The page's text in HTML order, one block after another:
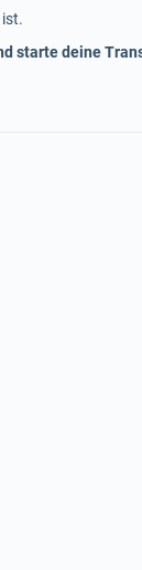
starte deine